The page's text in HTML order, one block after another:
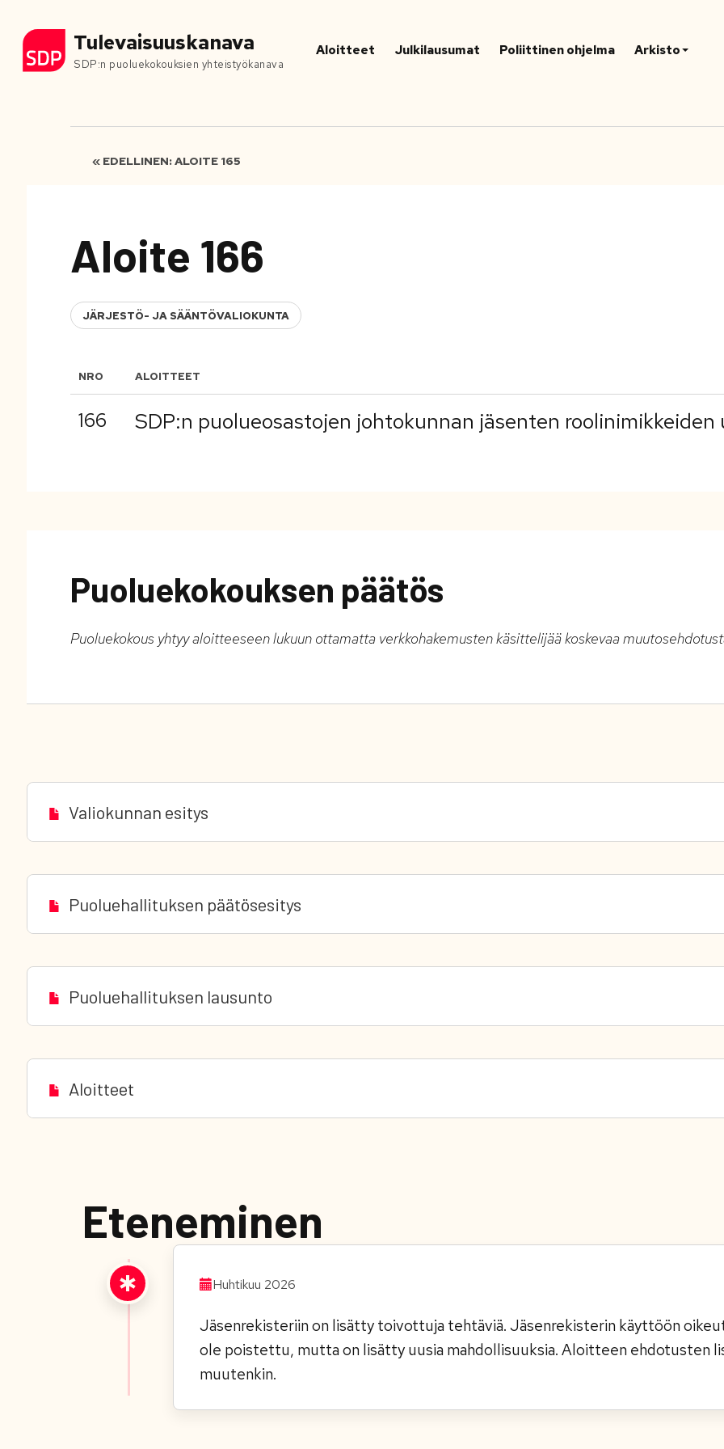
Tulevaisuuskanava
SDP:n puoluekokouksien yhteistyökanava
Aloitteet Julkilausumat Poliittinen ohjelma Arkisto
« EDELLINEN: ALOITE 165
Aloite 166
JÄRJESTÖ- JA SÄÄNTÖVALIOKUNTA
NRO ALOITTEET
166 SDP:n puolueosastojen johtokunnan jäsenten
Puoluekokouksen päätös
Puoluekokous yhtyy aloitteeseen lukuun ottamatta verkkohakemusten käsittelijää koskevaa
Valiokunnan esitys
Puoluehallituksen päätösesitys
Puoluehallituksen lausunto
Aloitteet
Eteneminen
Huhtikuu 2026
Jäsenrekisteriin on lisätty toivottuja tehtäviä. Jäsenrekisterin käyttöön
ole poistettu, mutta on lisätty uusia mahdollisuuksia. Aloitteen ehdotusten
muutenkin.